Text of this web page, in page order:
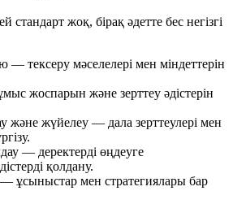
стандарт жоқ, бірақ әдетте бес негізгі
— тексеру мәселелері мен міндеттерін
жоспарын және зерттеу әдістерін
және жүйелеу — дала зерттеулері мен
— деректерді өңдеуге
қолдану.
ұсыныстар мен стратегиялары бар